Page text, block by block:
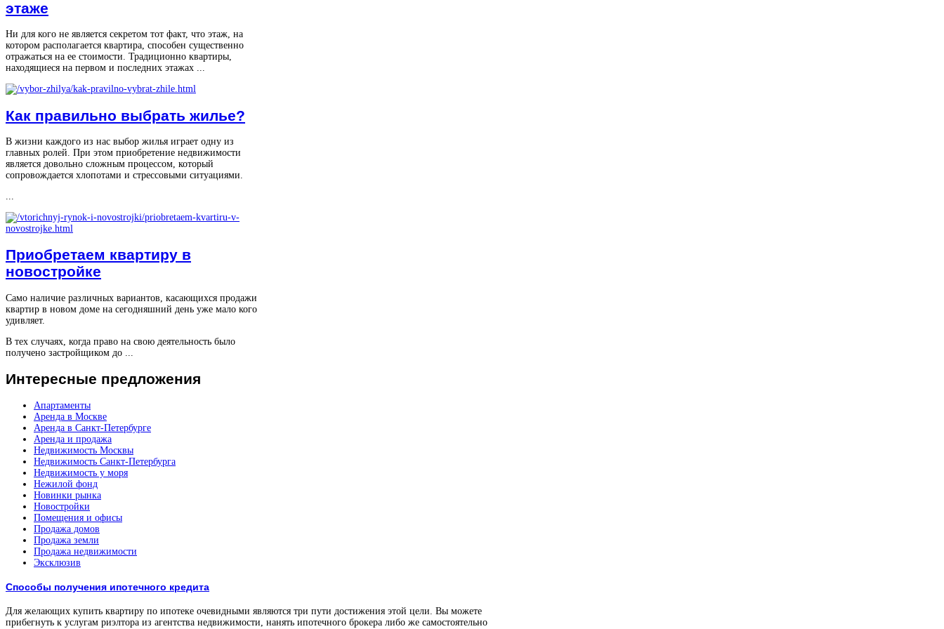
этаже
Ни для кого не является секретом тот факт, что этаж, на
котором располагается квартира, способен существенно
отражаться на ее стоимости. Традиционно квартиры,
находящиеся на первом и последних этажах ...
Как правильно выбрать жилье?
В жизни каждого из нас выбор жилья играет одну из
главных ролей. При этом приобретение недвижимости
является довольно сложным процессом, который
сопровождается хлопотами и стрессовыми ситуациями.
...
Приобретаем квартиру в
новостройке
Само наличие различных вариантов, касающихся продажи
квартир в новом доме на сегодняшний день уже мало кого
удивляет.
В тех случаях, когда право на свою деятельность было
получено застройщиком до ...
Интересные предложения
Апартаменты
Аренда в Москве
Аренда в Санкт-Петербурге
Аренда и продажа
Недвижимость Москвы
Недвижимость Санкт-Петербурга
Недвижимость у моря
Нежилой фонд
Новинки рынка
Новостройки
Помещения и офисы
Продажа домов
Продажа земли
Продажа недвижимости
Эксклюзив
Способы получения ипотечного кредита
Для желающих купить квартиру по ипотеке очевидными являются три пути достижения этой цели. Вы можете
прибегнуть к услугам риэлтора из агентства недвижимости, нанять ипотечного брокера либо же самостоятельно